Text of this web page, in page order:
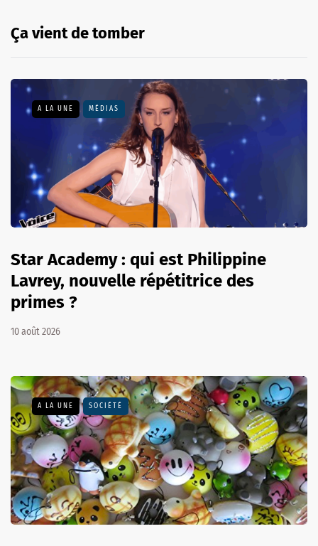
Ça vient de tomber
A LA UNE MÉDIAS
Star Academy : qui est Philippine
Lavrey, nouvelle répétitrice des
primes ?
10 août 2026
A LA UNE SOCIÉTÉ